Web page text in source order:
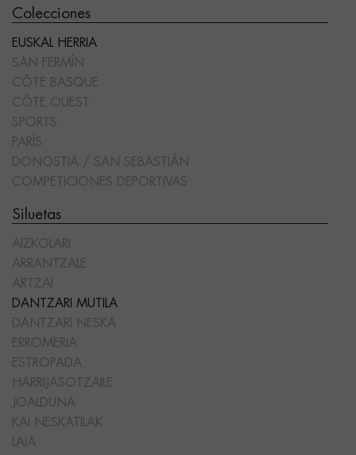
Colecciones
EUSKAL HERRIA
SAN FERMÍN
CÔTE BASQUE
CÔTE OUEST
SPORTS
PARÍS
DONOSTIA / SAN SEBASTIÁN
COMPETICIONES DEPORTIVAS
Siluetas
AIZKOLARI
ARRANTZALE
ARTZAI
DANTZARI MUTILA
DANTZARI NESKA
ERROMERIA
ESTROPADA
HARRIJASOTZAILE
JOALDUNA
KAI NESKATILAK
LAIA